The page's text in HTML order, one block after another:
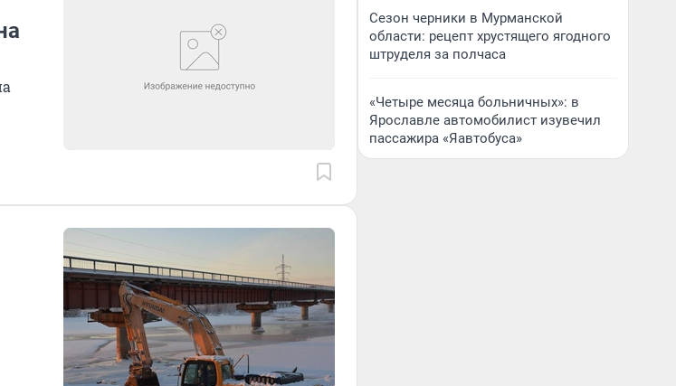
Сезон черники в Мурманской
области: рецепт хрустящего ягодного
штруделя за полчаса
«Четыре месяца больничных»: в
Ярославле автомобилист изувечил
пассажира «Яавтобуса»